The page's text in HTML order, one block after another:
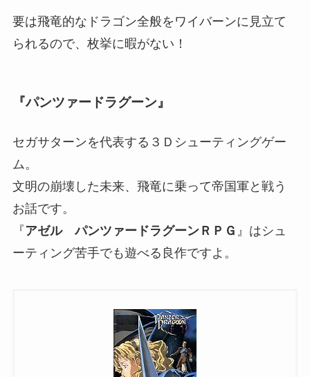
要は飛竜的なドラゴン全般をワイバーンに見立て
られるので、枚挙に暇がない！
『パンツァードラグーン』
セガサターンを代表する３Ｄシューティングゲー
ム。
文明の崩壊した未来、飛竜に乗って帝国軍と戦う
お話です。
『アゼル パンツァードラグーンＲＰＧ 』はシュ
ーティング苦手でも遊べる良作ですよ。